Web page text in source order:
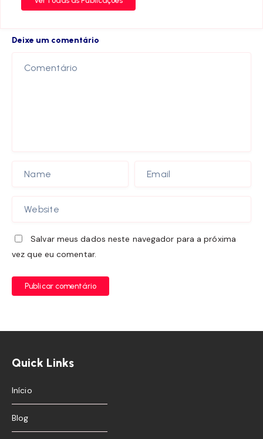
Deixe um comentário
Salvar meus dados neste navegador para a próxima
vez que eu comentar.
Publicar comentário
Quick Links
Início
Blog